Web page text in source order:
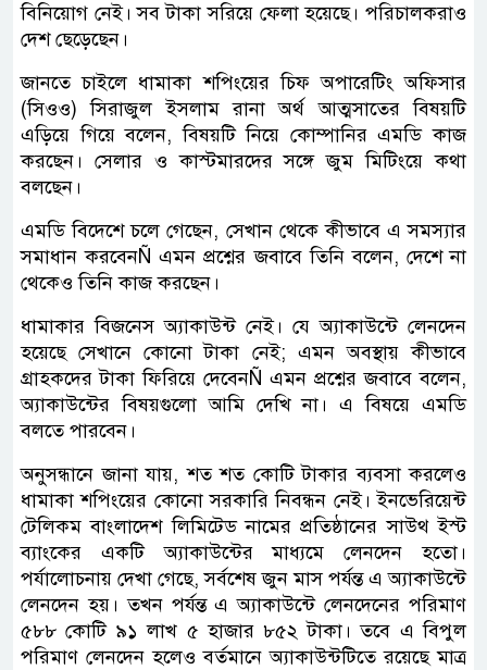
বিনিয়োগ নেই। সব টাকা সরিয়ে ফেলা হয়েছে। পরিচালকরাও
দেশ ছেড়েছেন।
জানতে চাইলে ধামাকা শপিংয়ের চিফ অপারেটিং অফিসার
(সিওও) সিরাজুল ইসলাম রানা অর্থ আত্মসাতের বিষয়টি
এড়িয়ে গিয়ে বলেন, বিষয়টি নিয়ে কোম্পানির এমডি কাজ
করছেন। সেলার ও কাস্টমারদের সঙ্গে জুম মিটিংয়ে কথা
বলছেন।
এমডি বিদেশে চলে গেছেন, সেখান থেকে কীভাবে এ সমস্যার
সমাধান করবেনÑ এমন প্রশ্নের জবাবে তিনি বলেন, দেশে না
থেকেও তিনি কাজ করছেন।
ধামাকার বিজনেস অ্যাকাউন্ট নেই। যে অ্যাকাউন্টে লেনদেন
হয়েছে সেখানে কোনো টাকা নেই; এমন অবস্থায় কীভাবে
গ্রাহকদের টাকা ফিরিয়ে দেবেনÑ এমন প্রশ্নের জবাবে বলেন,
অ্যাকাউন্টের বিষয়গুলো আমি দেখি না। এ বিষয়ে এমডি
বলতে পারবেন।
অনুসন্ধানে জানা যায়, শত শত কোটি টাকার ব্যবসা করলেও
ধামাকা শপিংয়ের কোনো সরকারি নিবন্ধন নেই। ইনভেরিয়েন্ট
টেলিকম বাংলাদেশ লিমিটেড নামের প্রতিষ্ঠানের সাউথ ইস্ট
ব্যাংকের একটি অ্যাকাউন্টের মাধ্যমে লেনদেন হতো।
পর্যালোচনায় দেখা গেছে, সর্বশেষ জুন মাস পর্যন্ত এ অ্যাকাউন্টে
লেনদেন হয়। তখন পর্যন্ত এ অ্যাকাউন্টে লেনদেনের পরিমাণ
৫৮৮ কোটি ৯১ লাখ ৫ হাজার ৮৫২ টাকা। তবে এ বিপুল
পরিমাণ লেনদেন হলেও বর্তমানে অ্যাকাউন্টটিতে রয়েছে মাত্র